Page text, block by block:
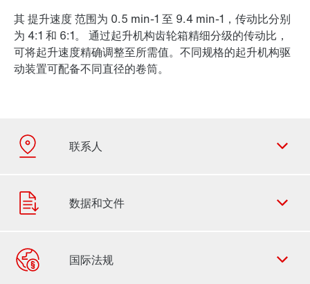
其提升速度范围为 0.5 min-1 至 9.4 min-1，传动比分别
为 4:1 和 6:1。 通过起升机构齿轮箱精细分级的传动比，
可将起升速度精确调整至所需值。不同规格的起升机构驱
动装置可配备不同直径的卷筒。